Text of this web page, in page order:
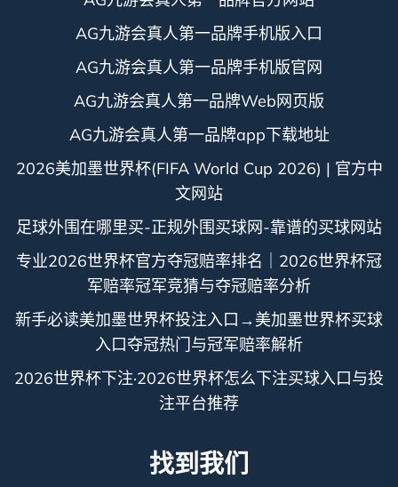
AG九游会真人第一品牌手机版入口
AG九游会真人第一品牌手机版官网
AG九游会真人第一品牌Web网页版
AG九游会真人第一品牌app下载地址
2026美加墨世界杯(FIFA World Cup 2026) | 官方中
文网站
足球外围在哪里买-正规外围买球网-靠谱的买球网站
专业2026世界杯官方夺冠赔率排名｜2026世界杯冠
军赔率冠军竞猜与夺冠赔率分析
新手必读美加墨世界杯投注入口→美加墨世界杯买球
入口夺冠热门与冠军赔率解析
2026世界杯下注·2026世界杯怎么下注买球入口与投
注平台推荐
找到我们